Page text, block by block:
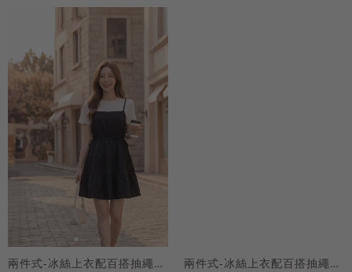
兩件式-冰絲上衣配百搭抽繩短洋裝 兩件式-冰絲上衣配百搭抽繩短洋裝